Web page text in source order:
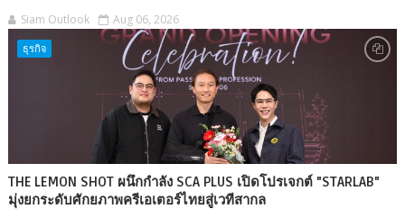
Siam Outlook Aug 06, 2026
ธุรกิจ
THE LEMON SHOT ผนึกกำลัง SCA PLUS เปิดโปรเจกต์ "STARLAB"
มุ่งยกระดับศักยภาพครีเอเตอร์ไทยสู่เวทีสากล